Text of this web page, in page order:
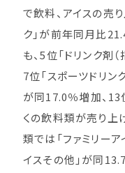
で飲料、アイスの売
ク」が前年同月比
も、5位「ドリンク剤
7位「スポーツドリン
が同17.0％増加、13
くの飲料類が売り上
類では「ファミリー
イスその他」が同